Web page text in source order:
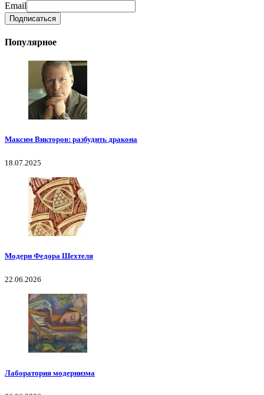
Email
Популярное
Максим Викторов: разбудить дракона
18.07.2025
Модерн Федора Шехтеля
22.06.2026
Лаборатория модернизма